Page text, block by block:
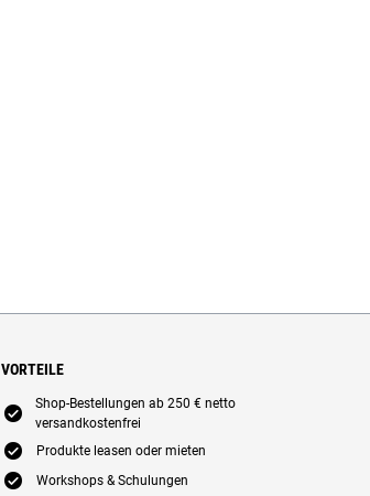
VORTEILE
E
Shop-Bestellungen ab 250 € netto
versandkostenfrei
E Produkte leasen oder mieten
E Workshops & Schulungen